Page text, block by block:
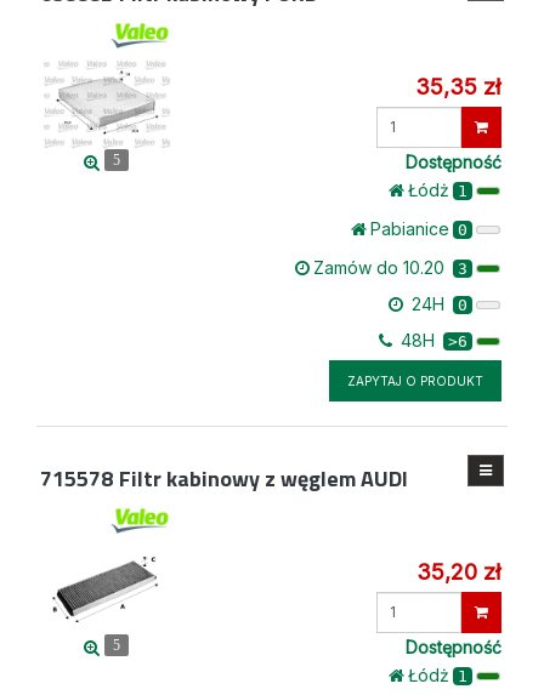
5
35,35 zł
Wprowadź
Dostępność
Łódż 1
Pabianice 0
Zamów do 10.20 3
24H 0
48H >6
ZAPYTAJ O PRODUKT
715578 Filtr kabinowy z węglem AUDI
5
35,20 zł
Wprowadź
Dostępność
Łódż 1